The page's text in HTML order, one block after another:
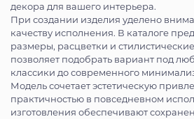
декора для вашего интерьера.
При создании изделия уделено
качеству исполнения. В каталоге
размеры, расцветки и
позволяет подобрать вариант под
классики до современного
Модель сочетает эстетическую
практичностью в повседневном
изготовления обеспечивают